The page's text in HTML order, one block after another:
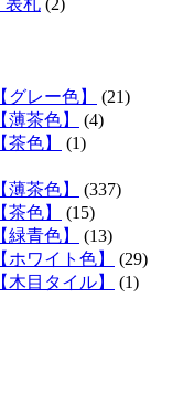
レー色】
(21)
茶色】
(4)
色】
(1)
茶色】
(337)
色】
(15)
青色】
(13)
ワイト色】
(29)
目タイル】
(1)